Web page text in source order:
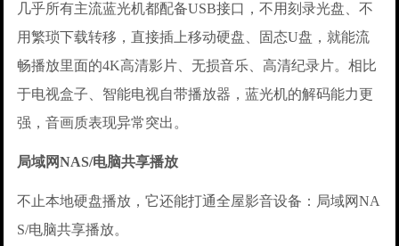
几乎所有主流蓝光机都配备USB接口，不用刻录光盘、不
用繁琐下载转移，直接插上移动硬盘、固态U盘，就能流
畅播放里面的4K高清影片、无损音乐、高清纪录片。相比
于电视盒子、智能电视自带播放器，蓝光机的解码能力更
强，音画质表现异常突出。
局域网NAS/电脑共享播放
不止本地硬盘播放，它还能打通全屋影音设备：局域网NA
S/电脑共享播放。